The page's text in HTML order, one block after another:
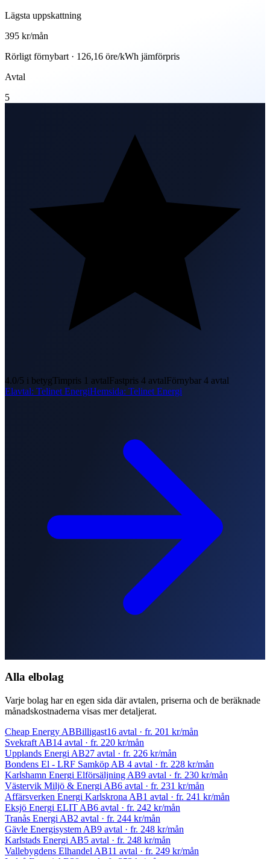
Lägsta uppskattning
395 kr/mån
Rörligt förnybart · 126,16 öre/kWh jämförpris
Avtal
5
4.0/5 i betygTimpris 1 avtalFastpris 4 avtalFörnybar 4 avtal
Elavtal: Telinet EnergiHemsida: Telinet Energi
Alla elbolag
Varje bolag har en egen sida där avtalen, priserna och de beräknade
månadskostnaderna visas mer detaljerat.
Cheap Energy ABBilligast16 avtal · fr. 201 kr/mån
Svekraft AB14 avtal · fr. 220 kr/mån
Upplands Energi AB27 avtal · fr. 226 kr/mån
Bondens El - LRF Samköp AB 4 avtal · fr. 228 kr/mån
Karlshamn Energi Elförsäljning AB9 avtal · fr. 230 kr/mån
Västervik Miljö & Energi AB6 avtal · fr. 231 kr/mån
Affärsverken Energi Karlskrona AB1 avtal · fr. 241 kr/mån
Eksjö Energi ELIT AB6 avtal · fr. 242 kr/mån
Tranås Energi AB2 avtal · fr. 244 kr/mån
Gävle Energisystem AB9 avtal · fr. 248 kr/mån
Karlstads Energi AB5 avtal · fr. 248 kr/mån
Vallebygdens Elhandel AB11 avtal · fr. 249 kr/mån